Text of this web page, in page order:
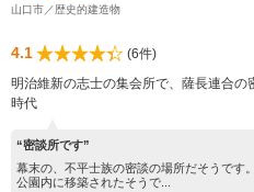
山口市／歴史的建造物
4.1
(6件)
明治維新の志士の集会所で、薩長連合
時代
“密談所です”
幕末の、不平士族の密談の場所だそうです
公園内に移築されたそうで...